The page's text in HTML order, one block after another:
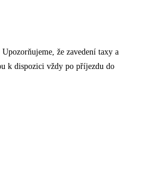
že zavedení taxy a
k dispozici vždy po příjezdu do